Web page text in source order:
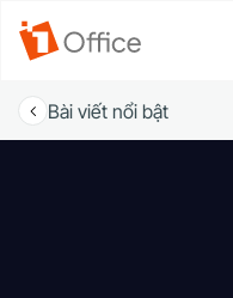
Bài viết nổi bật